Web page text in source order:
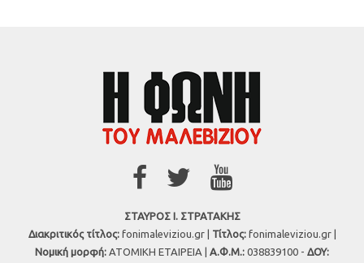
ΣΤΑΥΡΟΣ Ι. ΣΤΡΑΤΑΚΗΣ
Διακριτικός τίτλος:fonimaleviziou.gr | Τίτλος:fonimaleviziou.gr |
Νομική μορφή: ΑΤΟΜΙΚΗ ΕΤΑΙΡΕΙΑ | Α.Φ.Μ.: 038839100 - ΔΟΥ: